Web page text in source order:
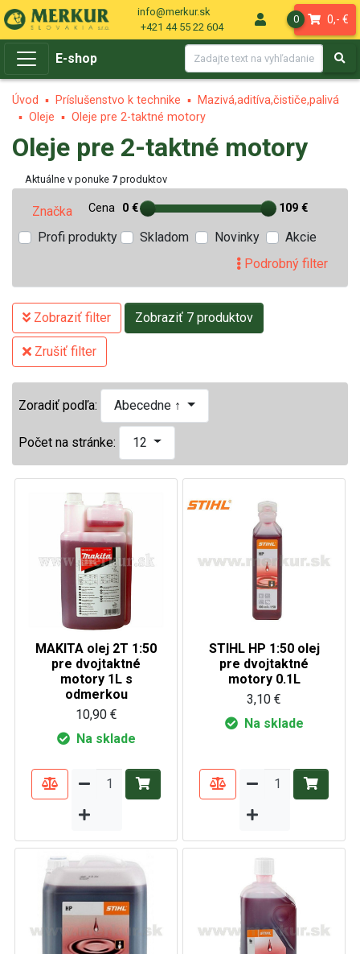
info@merkur.sk
+421 44 55 22 604
0 0,- €
E-shop
Úvod Príslušenstvo k technike
Mazivá,aditíva,čističe,palivá
Oleje
Oleje pre 2-taktné motory
Oleje pre 2-taktné motory
Aktuálne v ponuke 7 produktov
Značka Cena 0 € 109 €
Profi produkty Skladom Novinky
Akcie
Podrobný filter
Zobraziť filter Zobraziť 7 produktov
Zrušiť filter
Zoradiť podľa: Abecedne ↑
Počet na stránke: 12
MAKITA olej 2T 1:50
pre dvojtaktné
motory 1L s
odmerkou
10,90 €
Na sklade
STIHL HP 1:50 olej
pre dvojtaktné
motory 0.1L
3,10 €
Na sklade